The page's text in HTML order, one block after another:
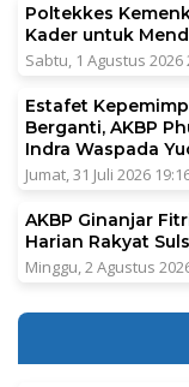
Poltekkes
Kader untuk
Sabtu, 1 Agustus 2026
Estafet
Berganti, AKBP
Indra Waspada
Jumat, 31 Juli 2026
AKBP Ginanjar
Harian Rakyat
Minggu, 2 Agustus